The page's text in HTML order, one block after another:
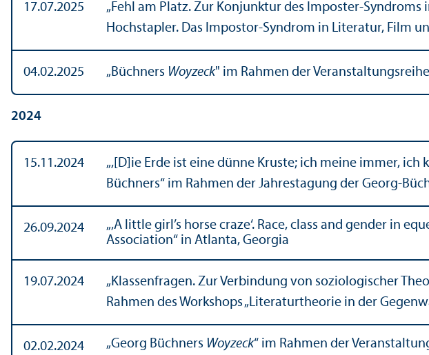
17.07.2025
„Fehl am Platz. Zur Konjunktur des Imposter-
Hochstapler. Das Impostor-Syndrom in Literatur, Film
04.02.2025 „Büchners Woyzeck" im Rahmen der
2024
15.11.2024
„,[D]ie Erde ist eine dünne Kruste; ich meine immer,
Büchners“ im Rahmen der Jahrestagung der Georg-
26.09.2024
„‚A little girl’s horse craze‘. Race, class and gender in
Association“ in Atlanta, Georgia
19.07.2024
„Klassenfragen. Zur Verbindung von soziologischer
Rahmen des Workshops „Literatur­theorie in der
02.02.2024 „Georg Büchners Woyzeck“ im Rahmen der